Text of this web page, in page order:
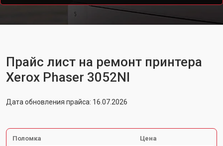
Прайс лист на ремонт принтера
Xerox Phaser 3052NI
Дата обновления прайса: 16.07.2026
Поломка Цена